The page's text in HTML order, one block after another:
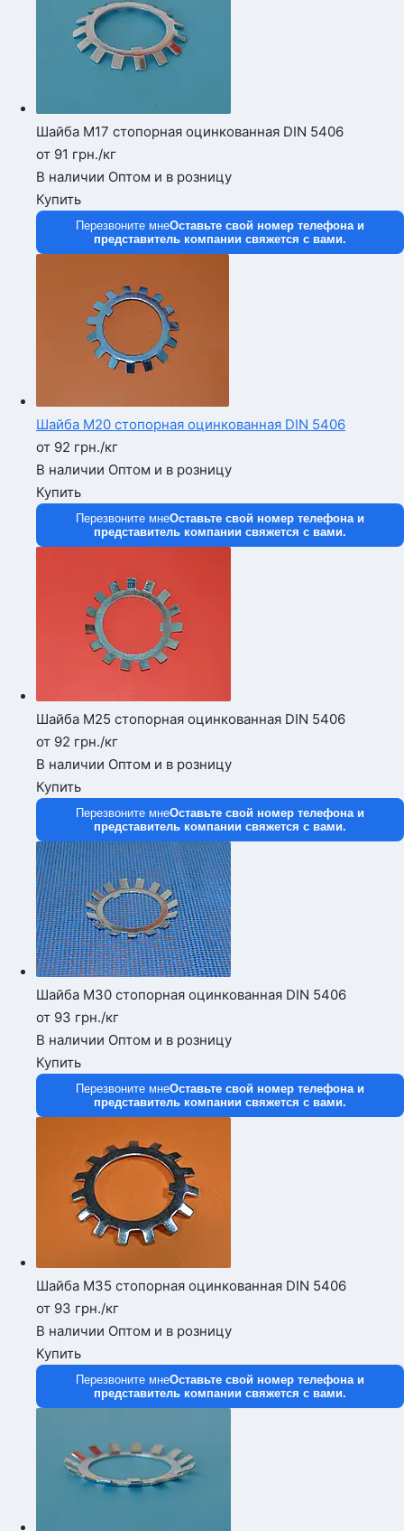
Шайба М17 стопорная оцинкованная DIN 5406
от 91 грн./кг
В наличии Оптом и в розницу
Купить
Перезвоните мнеОставьте свой номер телефона и
представитель компании свяжется с вами.
Шайба М20 стопорная оцинкованная DIN 5406
от 92 грн./кг
В наличии Оптом и в розницу
Купить
Перезвоните мнеОставьте свой номер телефона и
представитель компании свяжется с вами.
Шайба М25 стопорная оцинкованная DIN 5406
от 92 грн./кг
В наличии Оптом и в розницу
Купить
Перезвоните мнеОставьте свой номер телефона и
представитель компании свяжется с вами.
Шайба М30 стопорная оцинкованная DIN 5406
от 93 грн./кг
В наличии Оптом и в розницу
Купить
Перезвоните мнеОставьте свой номер телефона и
представитель компании свяжется с вами.
Шайба М35 стопорная оцинкованная DIN 5406
от 93 грн./кг
В наличии Оптом и в розницу
Купить
Перезвоните мнеОставьте свой номер телефона и
представитель компании свяжется с вами.